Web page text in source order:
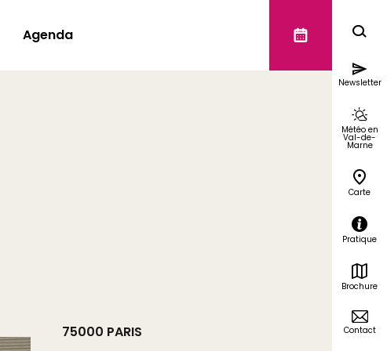
Agenda
Newsletter
Météo en
Val-de-
Marne
Carte
Pratique
Brochure
Contact
75000 PARIS